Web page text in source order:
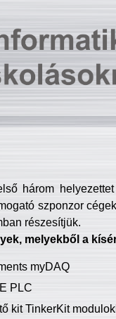
három
szponzor
részesítjük.
melyekből a
myDAQ
PLC
kit TinkerKit